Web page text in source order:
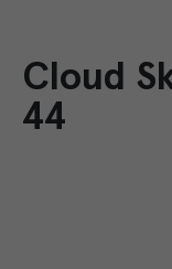
Cloud
44